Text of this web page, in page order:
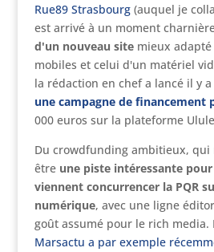
Rue89 Strasbourg(auquel je
est arrivé à un moment
d'un nouveau sitemieux adapté
mobiles et celui d'un matériel
la rédaction en chef a lancé il y
une campagne de financement
000 euros sur la plateforme
Du crowdfunding ambitieux, qui
être une piste intéressante
viennent concurrencer la PQR
numérique, avec une ligne
goût assumé pour le rich media.
Marsactu a par exemple